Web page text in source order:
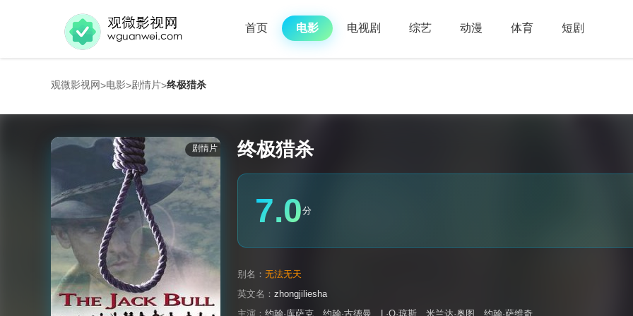
首页 电影 电视剧 综艺 动漫 体育 短剧
观微影视网>电影>剧情片>终极猎杀
剧情片 终极猎杀
7.0分
别名： 无法无天
英文名： zhongjiliesha
主演： 约翰·库萨克 约翰·古德曼 L·Q·琼斯 米兰达·奥图 约翰·萨维奇